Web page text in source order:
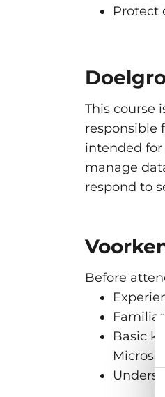
Protect
Protect
This course
responsible
intended
manage
respond to
Before
Basic